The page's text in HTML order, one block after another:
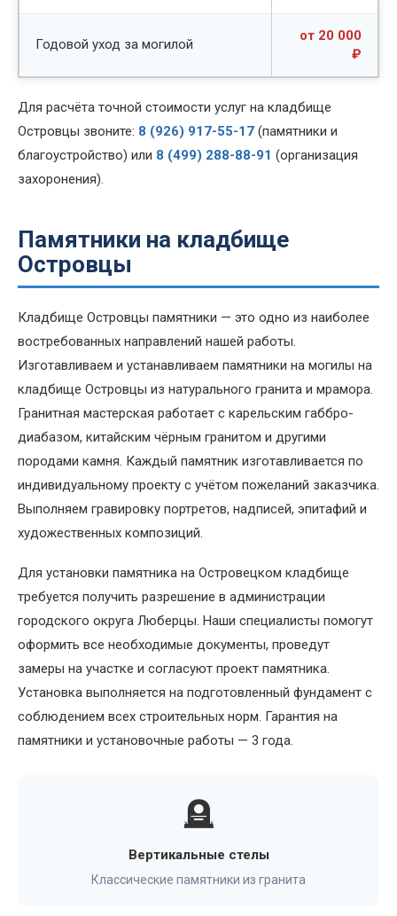
Годовой уход за могилой
от 20 000
₽
Для расчёта точной стоимости услуг на кладбище
Островцы звоните: 8 (926) 917-55-17 (памятники и
благоустройство) или 8 (499) 288-88-91 (организация
захоронения).
Памятники на кладбище
Островцы
Кладбище Островцы памятники — это одно из наиболее
востребованных направлений нашей работы.
Изготавливаем и устанавливаем памятники на могилы на
кладбище Островцы из натурального гранита и мрамора.
Гранитная мастерская работает с карельским габбро-
диабазом, китайским чёрным гранитом и другими
породами камня. Каждый памятник изготавливается по
индивидуальному проекту с учётом пожеланий заказчика.
Выполняем гравировку портретов, надписей, эпитафий и
художественных композиций.
Для установки памятника на Островецком кладбище
требуется получить разрешение в администрации
городского округа Люберцы. Наши специалисты помогут
оформить все необходимые документы, проведут
замеры на участке и согласуют проект памятника.
Установка выполняется на подготовленный фундамент с
соблюдением всех строительных норм. Гарантия на
памятники и установочные работы — 3 года.
🪦
Вертикальные стелы
Классические памятники из гранита